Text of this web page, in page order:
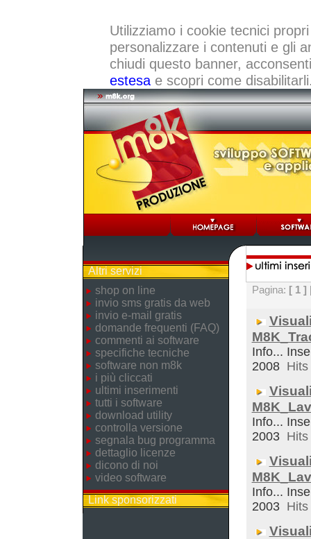
Utilizziamo i cookie tecnici
personalizzare i contenuti e gli
chiudi questo banner,
estesae scopri come
Altri servizi
shop on line
invio sms gratis da web
invio e-mail gratis
domande frequenti (FAQ)
commenti ai software
specifiche tecniche
software non m8k
i più cliccati
ultimi inserimenti
tutti i software
download utility
controlla versione
segnala bug programma
dettaglio licenze
dicono di noi
video software
Link sponsorizzati
Pagina: [ 1 ]
Info...
2008
Info...
2003
Info...
2003